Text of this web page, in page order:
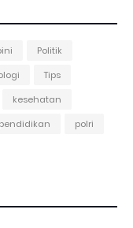
Politik
Tips
kesehatan
pendidikan
polri